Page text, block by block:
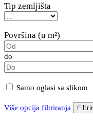
Tip zemljišta
Površina (u m²)
do
Samo oglasi sa slikom
Više opcija filtriranja